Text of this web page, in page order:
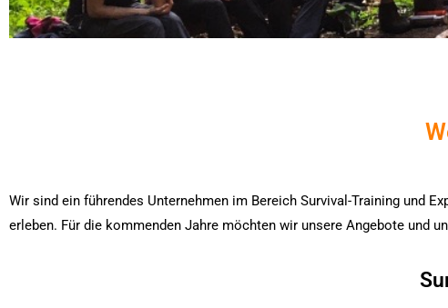
Become a part of our
Wir sind ein führendes Unternehmen im Bereich Survival-Training und
erleben. Für die kommenden Jahre möchten wir unsere Angebote und